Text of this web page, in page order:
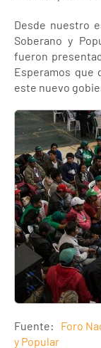
Desde nuestro
Soberano y
fueron
Esperamos que
este nuevo
Fuente: Foro
y Popular